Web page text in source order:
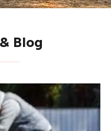
Blog